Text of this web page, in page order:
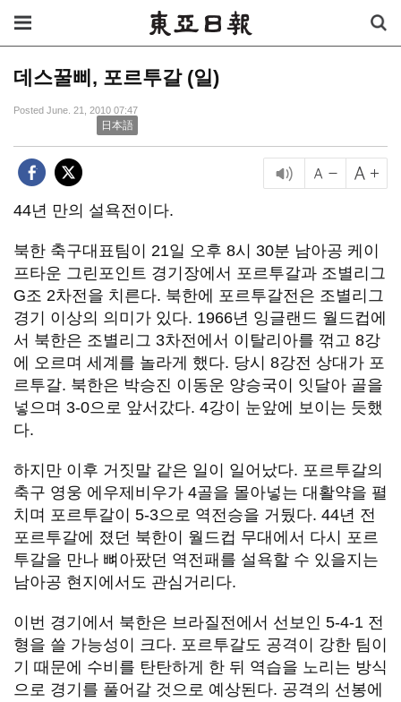
데스꿀삐, 포르투갈 (일)
Posted June. 21, 2010 07:47
日本語
44년 만의 설욕전이다.
북한 축구대표팀이 21일 오후 8시 30분 남아공 케이
프타운 그린포인트 경기장에서 포르투갈과 조별리그
G조 2차전을 치른다. 북한에 포르투갈전은 조별리그
경기 이상의 의미가 있다. 1966년 잉글랜드 월드컵에
서 북한은 조별리그 3차전에서 이탈리아를 꺾고 8강
에 오르며 세계를 놀라게 했다. 당시 8강전 상대가 포
르투갈. 북한은 박승진 이동운 양승국이 잇달아 골을
넣으며 3-0으로 앞서갔다. 4강이 눈앞에 보이는 듯했
다.
하지만 이후 거짓말 같은 일이 일어났다. 포르투갈의
축구 영웅 에우제비우가 4골을 몰아넣는 대활약을 펼
치며 포르투갈이 5-3으로 역전승을 거뒀다. 44년 전
포르투갈에 졌던 북한이 월드컵 무대에서 다시 포르
투갈을 만나 뼈아팠던 역전패를 설욕할 수 있을지는
남아공 현지에서도 관심거리다.
이번 경기에서 북한은 브라질전에서 선보인 5-4-1 전
형을 쓸 가능성이 크다. 포르투갈도 공격이 강한 팀이
기 때문에 수비를 탄탄하게 한 뒤 역습을 노리는 방식
으로 경기를 풀어갈 것으로 예상된다. 공격의 선봉에